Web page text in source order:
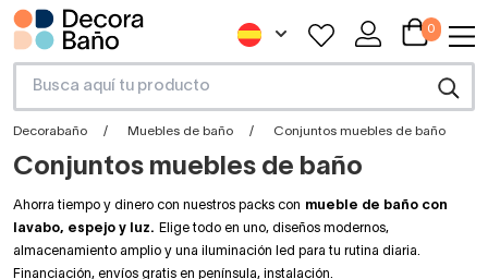
0
Decorabaño Muebles de baño Conjuntos muebles de baño
Conjuntos muebles de baño
Ahorra tiempo y dinero con nuestros packs con mueble de baño con
lavabo, espejo y luz. Elige todo en uno, diseños modernos,
almacenamiento amplio y una iluminación led para tu rutina diaria.
Financiación, envíos gratis en península, instalación.